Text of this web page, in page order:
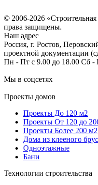
© 2006-2026
права защищены.
Наш адрес
Россия, г. Ростов,
проектной документации
Пн - Пт с 9.00 до 18.00 Сб -
Мы в соцсетях
Проекты домов
Проекты До 120 м2
Проекты От 120 до
Проекты Более 200 м2
Дома из клееного
Одноэтажные
Бани
Технологии строительства